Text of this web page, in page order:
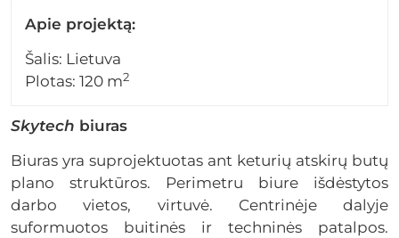
Apie projektą:
Šalis: Lietuva
Plotas: 120 m2
Skytech biuras
Biuras yra suprojektuotas ant keturių atskirų butų
plano struktūros. Perimetru biure išdėstytos
darbo vietos, virtuvė. Centrinėje dalyje
suformuotos buitinės ir techninės patalpos.